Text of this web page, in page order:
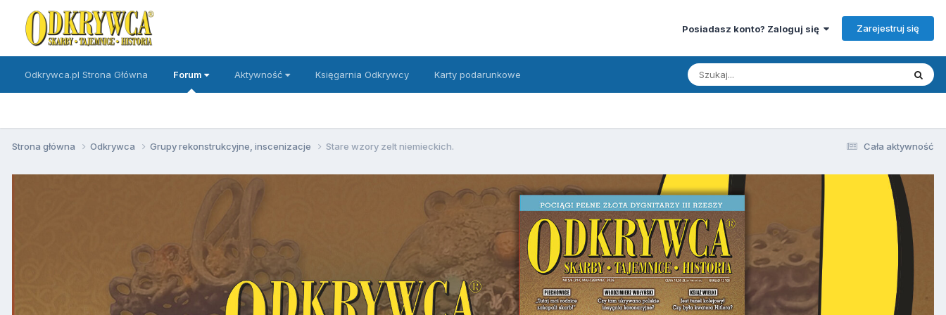
Posiadasz konto? Zaloguj się Zarejestruj się
Odkrywca.pl Strona Główna Forum Aktywność Księgarnia Odkrywcy Karty podarunkowe
Cała aktywność
Strona główna Odkrywca Grupy rekonstrukcyjne, inscenizacje Stare wzory zelt niemieckich.